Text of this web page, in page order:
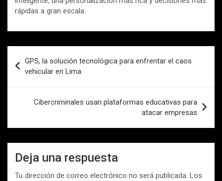
rápidas a gran escala.
de
entradas
GPS, la solución tecnológica para enfrentar el caos
vehicular en Lima
Cibercriminales usan plataformas educativas para
atacar empresas
Deja una respuesta
Tu dirección de correo electrónico no será publicada. Los